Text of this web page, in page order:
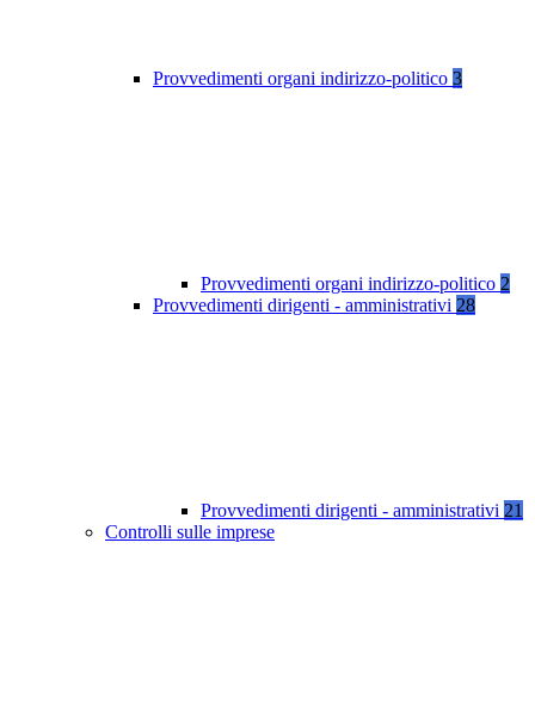
Provvedimenti organi indirizzo-politico 3
Provvedimenti organi indirizzo-politico 2
Provvedimenti dirigenti - amministrativi 28
Provvedimenti dirigenti - amministrativi 21
Controlli sulle imprese